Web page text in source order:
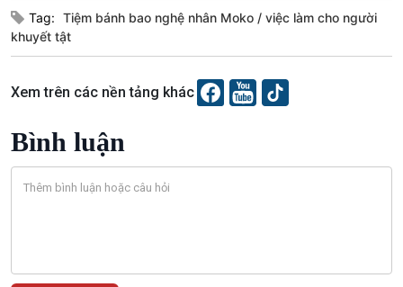
VOV1 đặc biệt
Thanh âm ký sự
Chân dung cuộc sống
Tag: Tiệm bánh bao nghệ nhân Moko
việc làm cho người
khuyết tật
Xem trên các nền tảng khác
Bình luận